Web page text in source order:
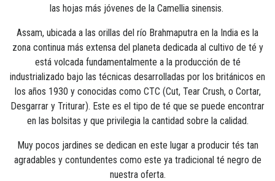
las hojas más jóvenes de la Camellia sinensis.
Assam, ubicada a las orillas del río Brahmaputra en la India es la
zona continua más extensa del planeta dedicada al cultivo de té y
está volcada fundamentalmente a la producción de té
industrializado bajo las técnicas desarrolladas por los británicos en
los años 1930 y conocidas como CTC (Cut, Tear Crush, o Cortar,
Desgarrar y Triturar). Este es el tipo de té que se puede encontrar
en las bolsitas y que privilegia la cantidad sobre la calidad.
Muy pocos jardines se dedican en este lugar a producir tés tan
agradables y contundentes como este ya tradicional té negro de
nuestra oferta.